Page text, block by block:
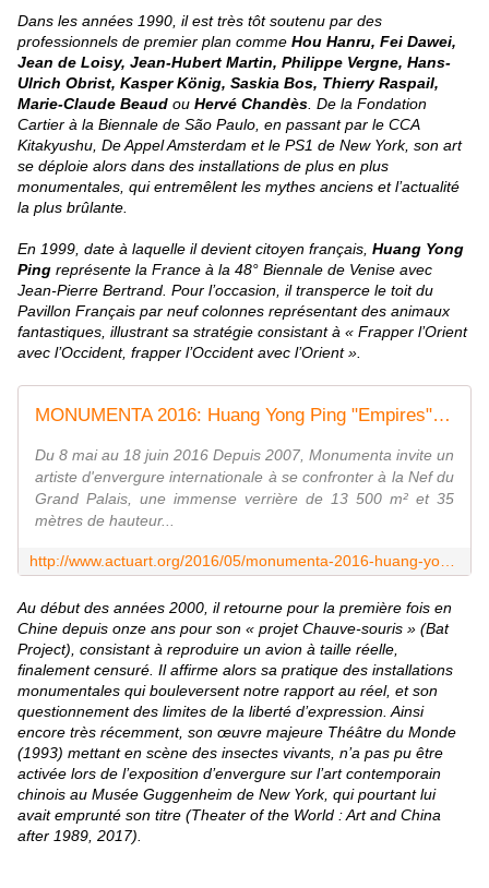
Dans les années 1990, il est très tôt soutenu par des
professionnels de premier plan comme Hou Hanru, Fei Dawei,
Jean de Loisy, Jean-Hubert Martin, Philippe Vergne, Hans-
Ulrich Obrist, Kasper König, Saskia Bos, Thierry Raspail,
Marie-Claude Beaud ou Hervé Chandès . De la Fondation
Cartier à la Biennale de São Paulo, en passant par le CCA
Kitakyushu, De Appel Amsterdam et le PS1 de New York, son art
se déploie alors dans des installations de plus en plus
monumentales, qui entremêlent les mythes anciens et l’actualité
la plus brûlante.
En 1999, date à laquelle il devient citoyen français, Huang Yong
Ping représente la France à la 48° Biennale de Venise avec
Jean-Pierre Bertrand. Pour l’occasion, il transperce le toit du
Pavillon Français par neuf colonnes représentant des animaux
fantastiques, illustrant sa stratégie consistant à « Frapper l’Orient
avec l’Occident, frapper l’Occident avec l’Orient ».
MONUMENTA 2016: Huang Yong Ping "Empires" - ACTUART by Eric SIMON
Du 8 mai au 18 juin 2016 Depuis 2007, Monumenta invite un
artiste d'envergure internationale à se confronter à la Nef du
Grand Palais, une immense verrière de 13 500 m² et 35
mètres de hauteur...
Au début des années 2000, il retourne pour la première fois en
Chine depuis onze ans pour son « projet Chauve-souris » (Bat
Project), consistant à reproduire un avion à taille réelle,
finalement censuré. Il affirme alors sa pratique des installations
monumentales qui bouleversent notre rapport au réel, et son
questionnement des limites de la liberté d’expression. Ainsi
encore très récemment, son œuvre majeure Théâtre du Monde
(1993) mettant en scène des insectes vivants, n’a pas pu être
activée lors de l’exposition d’envergure sur l’art contemporain
chinois au Musée Guggenheim de New York, qui pourtant lui
avait emprunté son titre (Theater of the World : Art and China
after 1989, 2017).